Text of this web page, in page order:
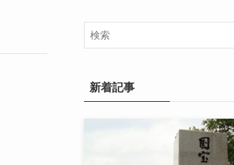
新着記事